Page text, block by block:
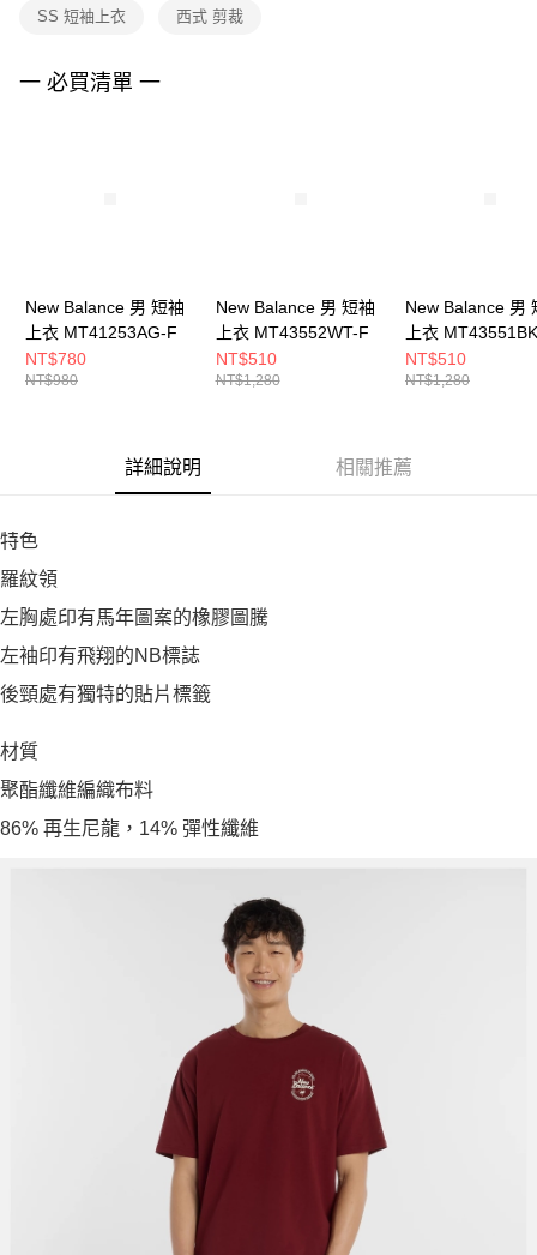
３．未成年的使用者請事先徵得法定代理人或監護人之同意方可使用
４．使用「AFTEE先享後付」時，將依據個別帳號之用戶狀況，依本公司即
SS 短袖上衣 西式 剪裁
一 必買清單 一
New Balance 男 短袖
上衣 MT41253AG-F
NT$780
NT$980
New Balance 男 短袖
上衣 MT43552WT-F
NT$510
NT$1,280
New Balance 男
上衣
NT$510
NT$1,280
詳細說明 相關推薦
特色
羅紋領
左胸處印有馬年圖案的橡膠圖騰
左袖印有飛翔的NB標誌
後頸處有獨特的貼片標籤
材質
聚酯纖維編織布料
86% 再生尼龍，14% 彈性纖維